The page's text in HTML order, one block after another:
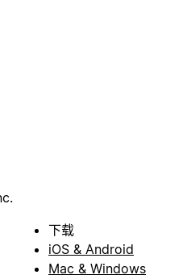
下载
iOS & Android
Mac & Windows